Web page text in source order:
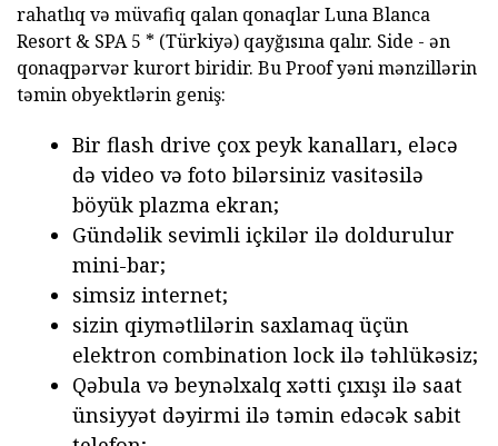
rahatlıq və müvafiq qalan qonaqlar Luna Blanca
Resort & SPA 5 * (Türkiyə) qayğısına qalır. Side - ən
qonaqpərvər kurort biridir. Bu Proof yəni mənzillərin
təmin obyektlərin geniş:
Bir flash drive çox peyk kanalları, eləcə
də video və foto bilərsiniz vasitəsilə
böyük plazma ekran;
Gündəlik sevimli içkilər ilə doldurulur
mini-bar;
simsiz internet;
sizin qiymətlilərin saxlamaq üçün
elektron combination lock ilə təhlükəsiz;
Qəbula və beynəlxalq xətti çıxışı ilə saat
ünsiyyət dəyirmi ilə təmin edəcək sabit